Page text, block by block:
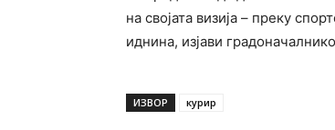
на својата визија – преку
иднина, изјави
ИЗВОР курир